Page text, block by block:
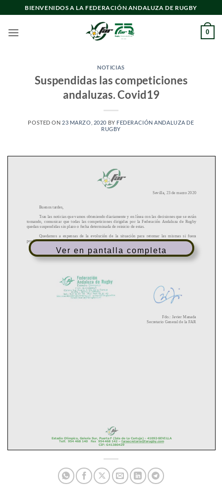
al
contenido
BIENVENIDOS A LA FEDERACIÓN ANDALUZA DE RUGBY
0
NOTICIAS
Suspendidas las competiciones
andaluzas. Covid19
POSTED ON 23 MARZO, 2020 BY FEDERACIÓN ANDALUZA DE
RUGBY
Ver en pantalla completa